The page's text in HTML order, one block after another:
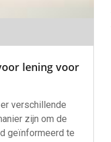
lening voor
verschillende
zijn om de
geïnformeerd te